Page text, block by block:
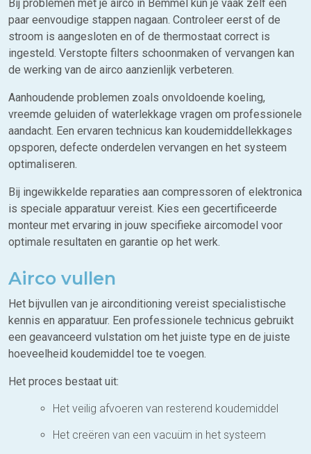
Bij problemen met je airco in Bemmel kun je vaak zelf een
paar eenvoudige stappen nagaan. Controleer eerst of de
stroom is aangesloten en of de thermostaat correct is
ingesteld. Verstopte filters schoonmaken of vervangen kan
de werking van de airco aanzienlijk verbeteren.
Aanhoudende problemen zoals onvoldoende koeling,
vreemde geluiden of waterlekkage vragen om professionele
aandacht. Een ervaren technicus kan koudemiddellekkages
opsporen, defecte onderdelen vervangen en het systeem
optimaliseren.
Bij ingewikkelde reparaties aan compressoren of elektronica
is speciale apparatuur vereist. Kies een gecertificeerde
monteur met ervaring in jouw specifieke aircomodel voor
optimale resultaten en garantie op het werk.
Airco vullen
Het bijvullen van je airconditioning vereist specialistische
kennis en apparatuur. Een professionele technicus gebruikt
een geavanceerd vulstation om het juiste type en de juiste
hoeveelheid koudemiddel toe te voegen.
Het proces bestaat uit:
Het veilig afvoeren van resterend koudemiddel
Het creëren van een vacuüm in het systeem